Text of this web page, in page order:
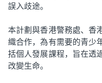
誤入歧途。
本計劃與香港警務處、香
織合作，為有需要的青少
括個人發展課程，旨在透
改變生命。